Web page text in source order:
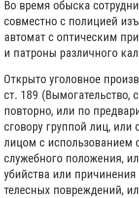
Во время обыска
совместно с полицией
автомат с оптическим
и патроны различного
Открыто уголовное
ст. 189 (Вымогательство,
повторно, или по
сговору группой лиц, или
лицом с использованием
служебного положения,
убийства или
телесных повреждений,